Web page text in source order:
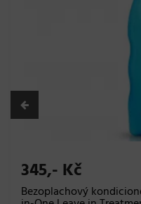
345,- Kč
Bezoplachový